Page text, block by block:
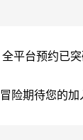
平台预约已
险期待您的加